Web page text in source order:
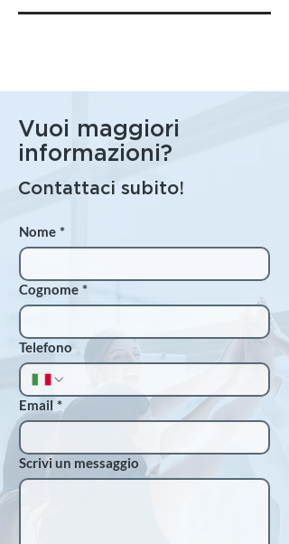
Vuoi maggiori
informazioni?
Contattaci subito!
Nome *
Cognome *
Telefono
Email *
Scrivi un messaggio